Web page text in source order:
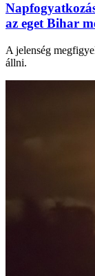
az eget Bihar
A jelenség
állni.